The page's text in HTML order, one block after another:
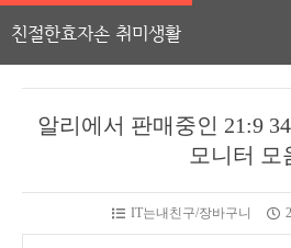
친절한효자손 취미생활
알리에서 판매중인 21:9
모니터 모
IT는내친구/장바구니